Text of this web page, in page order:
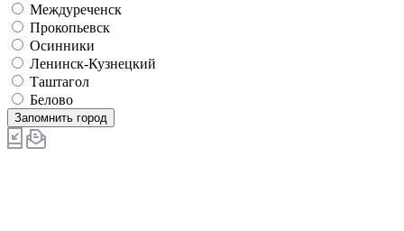
Междуреченск
Прокопьевск
Осинники
Ленинск-Кузнецкий
Таштагол
Белово
Запомнить город